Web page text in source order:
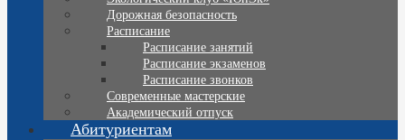
Дорожная безопасность
Расписание
Расписание занятий
Расписание экзаменов
Расписание звонков
Современные мастерские
Академический отпуск
Абитуриентам